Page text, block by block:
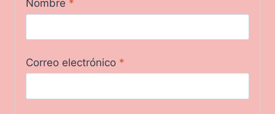
Nombre *
Correo electrónico *